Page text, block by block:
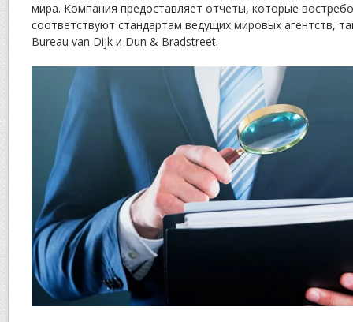
мира. Компания предоставляет отчеты, которые
соответствуют стандартам ведущих мировых агентств,
Bureau van Dijk и Dun & Bradstreet.